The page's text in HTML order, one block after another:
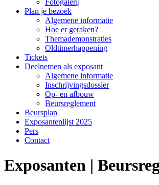
Fotogalerij
Plan je bezoek
Algemene informatie
Hoe er geraken?
Themademonstraties
Oldtimerhappening
Tickets
Deelnemen als exposant
Algemene informatie
Inschrijvingsdossier
Op- en afbouw
Beursreglement
Beursplan
Exposantenlijst 2025
Pers
Contact
Exposanten |